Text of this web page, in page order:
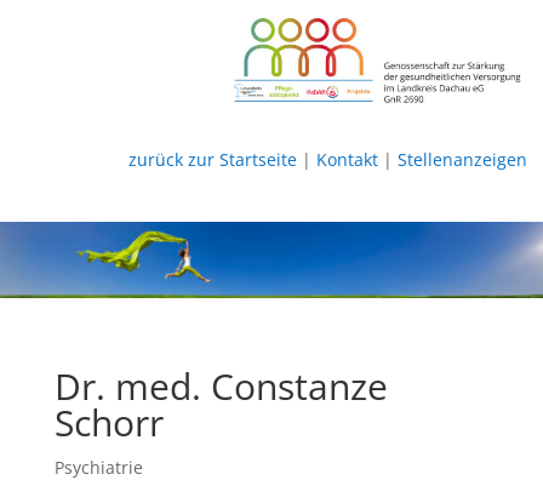
zurück zur Startseite| Kontakt| Stellenanzeigen
Dr. med. Constanze
Schorr
Psychiatrie